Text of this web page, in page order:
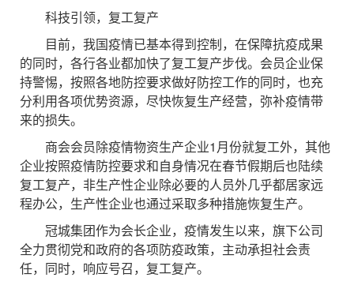
科技引领，复工复产
目前，我国疫情已基本得到控制，在保障抗疫成果
的同时，各行各业都加快了复工复产步伐。会员企业保
持警惕，按照各地防控要求做好防控工作的同时，也充
分利用各项优势资源，尽快恢复生产经营，弥补疫情带
来的损失。
商会会员除疫情物资生产企业1月份就复工外，其他
企业按照疫情防控要求和自身情况在春节假期后也陆续
复工复产，非生产性企业除必要的人员外几乎都居家远
程办公，生产性企业也通过采取多种措施恢复生产。
冠城集团作为会长企业，疫情发生以来，旗下公司
全力贯彻党和政府的各项防疫政策，主动承担社会责
任，同时，响应号召，复工复产。